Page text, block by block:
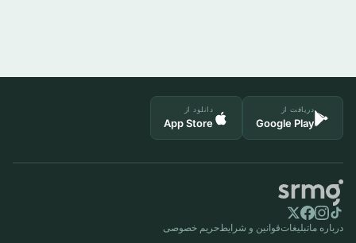
دریافت از
Google Play
دانلود از
App Store
درباره ماتبلیغاتقوانین و شرایطحریم خصوصی